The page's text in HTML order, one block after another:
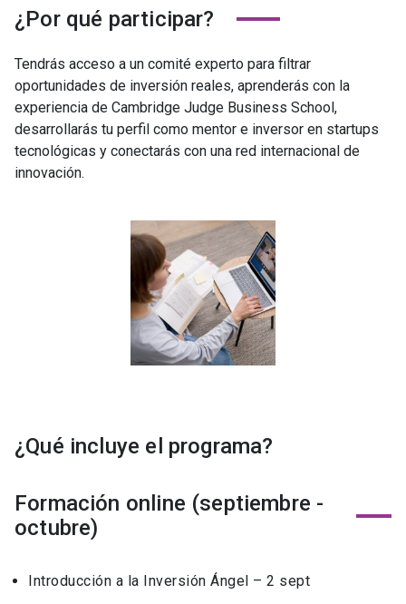
¿Por qué participar?
Tendrás acceso a un comité experto para filtrar
oportunidades de inversión reales, aprenderás con la
experiencia de Cambridge Judge Business School,
desarrollarás tu perfil como mentor e inversor en startups
tecnológicas y conectarás con una red internacional de
innovación.
¿Qué incluye el programa?
Formación online (septiembre -
octubre)
Introducción a la Inversión Ángel – 2 sept